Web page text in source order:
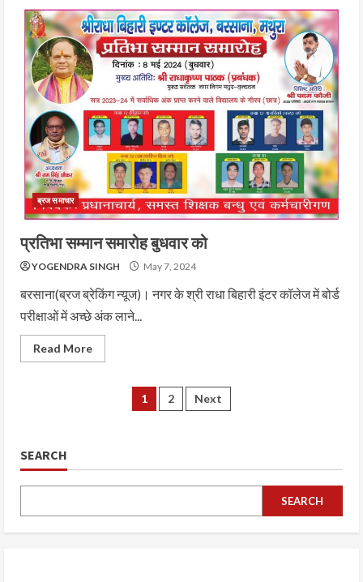
ब्रज समाचार
प्रतिभा सम्मान समारोह बुधवार को
YOGENDRA SINGH May 7, 2024
बरसाना(ब्रज ब्रेकिंग न्यूज)। नगर के श्री राधा बिहारी इंटर कॉलेज में बोर्ड
परीक्षाओं में अच्छे अंक लाने...
Read More
1 2 Next
SEARCH
SEARCH